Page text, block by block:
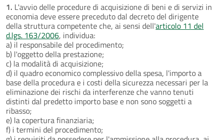
1. L'avvio delle procedure di acquisizione di beni e di servizi in
economia deve essere preceduto dal decreto del dirigente
della struttura competente che, ai sensi dell'articolo 11 del
d.lgs. 163/2006, individua:
a) il responsabile del procedimento;
b) l'oggetto della prestazione;
c) la modalità di acquisizione;
d) il quadro economico complessivo della spesa, l'importo a
base della procedura e i costi della sicurezza necessari per la
eliminazione dei rischi da interferenze che vanno tenuti
distinti dal predetto importo base e non sono soggetti a
ribasso;
e) la copertura finanziaria;
f) i termini del procedimento;